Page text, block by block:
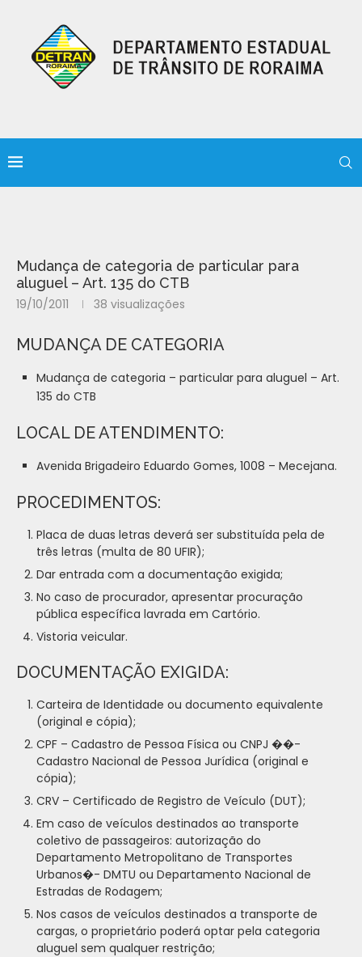
Mudança de categoria de particular para
aluguel – Art. 135 do CTB
19/10/2011 38 visualizações
MUDANÇA DE CATEGORIA
Mudança de categoria – particular para aluguel – Art.
135 do CTB
LOCAL DE ATENDIMENTO:
Avenida Brigadeiro Eduardo Gomes, 1008 – Mecejana.
PROCEDIMENTOS:
Placa de duas letras deverá ser substituída pela de
três letras (multa de 80 UFIR);
Dar entrada com a documentação exigida;
No caso de procurador, apresentar procuração
pública específica lavrada em Cartório.
Vistoria veicular.
DOCUMENTAÇÃO EXIGIDA:
Carteira de Identidade ou documento equivalente
(original e cópia);
CPF – Cadastro de Pessoa Física ou CNPJ ��-
Cadastro Nacional de Pessoa Jurídica (original e
cópia);
CRV – Certificado de Registro de Veículo (DUT);
Em caso de veículos destinados ao transporte
coletivo de passageiros: autorização do
Departamento Metropolitano de Transportes
Urbanos�- DMTU ou Departamento Nacional de
Estradas de Rodagem;
Nos casos de veículos destinados a transporte de
cargas, o proprietário poderá optar pela categoria
aluguel sem qualquer restrição;